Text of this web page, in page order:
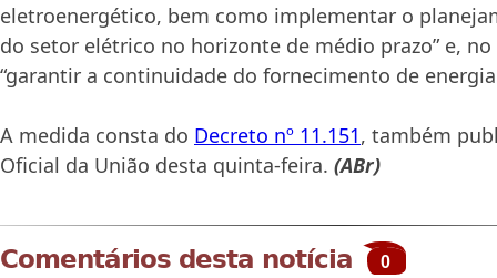
eletroenergético, bem como implementar o
do setor elétrico no horizonte de médio prazo” e, no
“garantir a continuidade do fornecimento de
A medida consta do Decreto nº 11.151, também
Oficial da União desta quinta-feira. (ABr)
Comentários desta notícia 0